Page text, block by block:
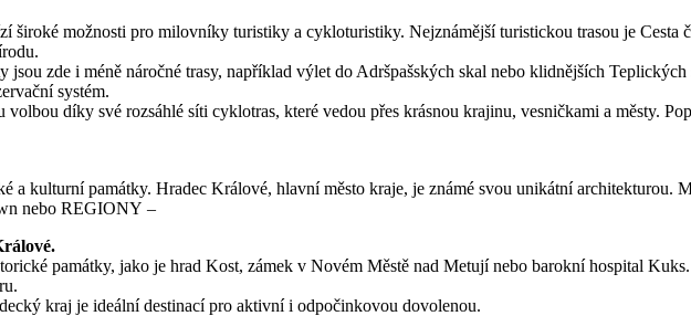
široké možnosti pro milovníky turistiky a cykloturistiky. Nejznámější turistickou trasou je Cesta
jsou zde i méně náročné trasy, například výlet do Adršpašských skal nebo klidnějších
systém.
díky své rozsáhlé síti cyklotras, které vedou přes krásnou krajinu, vesničkami a městy.
a kulturní památky. Hradec Králové, hlavní město kraje, je známé svou unikátní architekturou.
nebo REGIONY –
památky, jako je hrad Kost, zámek v Novém Městě nad Metují nebo barokní hospital
kraj je ideální destinací pro aktivní i odpočinkovou dovolenou.